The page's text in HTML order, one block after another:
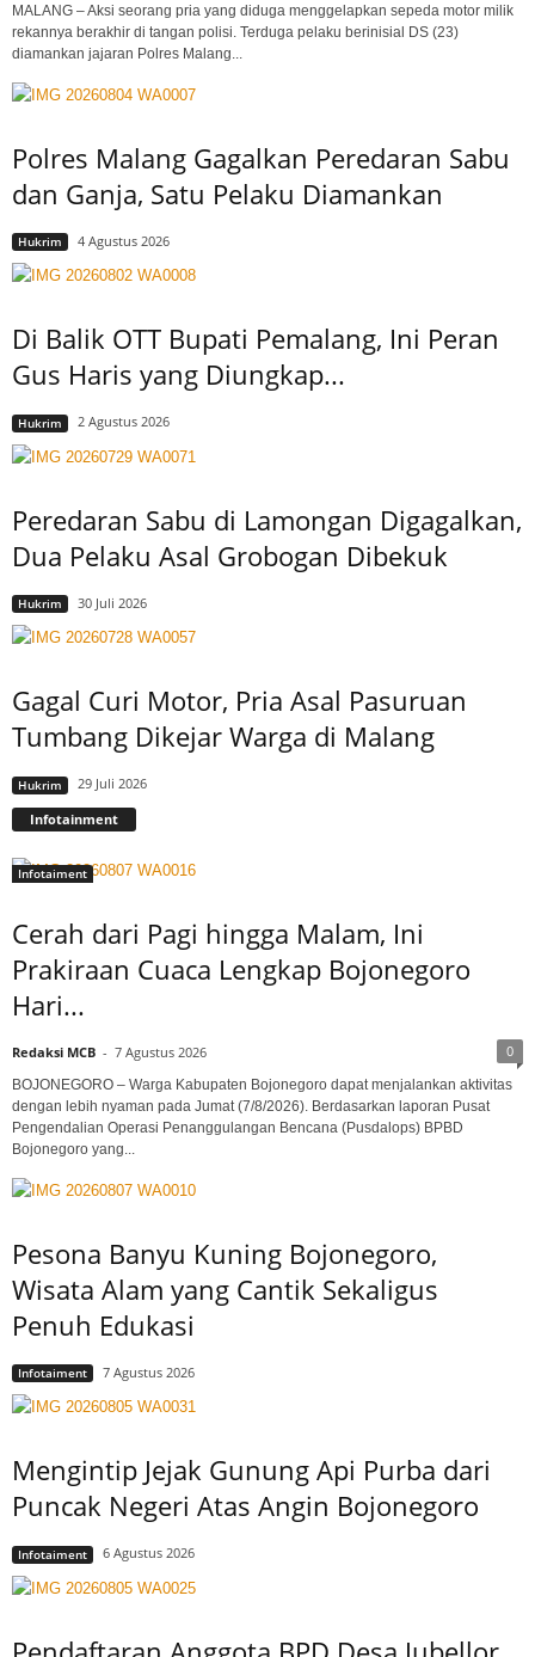
MALANG – Aksi seorang pria yang diduga menggelapkan sepeda motor milik
rekannya berakhir di tangan polisi. Terduga pelaku berinisial DS (23)
diamankan jajaran Polres Malang...
Polres Malang Gagalkan Peredaran Sabu
dan Ganja, Satu Pelaku Diamankan
Hukrim 4 Agustus 2026
Di Balik OTT Bupati Pemalang, Ini Peran
Gus Haris yang Diungkap...
Hukrim 2 Agustus 2026
Peredaran Sabu di Lamongan Digagalkan,
Dua Pelaku Asal Grobogan Dibekuk
Hukrim 30 Juli 2026
Gagal Curi Motor, Pria Asal Pasuruan
Tumbang Dikejar Warga di Malang
Hukrim
29 Juli 2026
Infotainment
Infotaiment
Cerah dari Pagi hingga Malam, Ini
Prakiraan Cuaca Lengkap Bojonegoro
Hari...
Redaksi MCB - 7 Agustus 2026 0
BOJONEGORO – Warga Kabupaten Bojonegoro dapat menjalankan aktivitas
dengan lebih nyaman pada Jumat (7/8/2026). Berdasarkan laporan Pusat
Pengendalian Operasi Penanggulangan Bencana (Pusdalops) BPBD
Bojonegoro yang...
Pesona Banyu Kuning Bojonegoro,
Wisata Alam yang Cantik Sekaligus
Penuh Edukasi
Infotaiment 7 Agustus 2026
Mengintip Jejak Gunung Api Purba dari
Puncak Negeri Atas Angin Bojonegoro
Infotaiment 6 Agustus 2026